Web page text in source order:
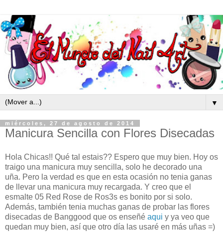
▼
miércoles, 27 de agosto de 2014
Manicura Sencilla con Flores Disecadas
Hola Chicas!! Qué tal estais?? Espero que muy bien. Hoy os
traigo una manicura muy sencilla, solo he decorado una
uña. Pero la verdad es que en esta ocasión no tenia ganas
de llevar una manicura muy recargada. Y creo que el
esmalte 05 Red Rose de Ros3s es bonito por si solo.
Además, también tenia muchas ganas de probar las flores
disecadas de Banggood que os enseñé aqui y ya veo que
quedan muy bien, así que otro día las usaré en más uñas =)